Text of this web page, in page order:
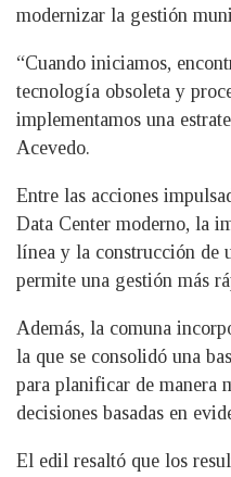
modernizar la gestión
“Cuando iniciamos,
tecnología obsoleta y
implementamos una
Acevedo.
Entre las acciones
Data Center moderno, la
línea y la construcción de
permite una gestión más
Además, la comuna
la que se consolidó una
para planificar de manera
decisiones basadas en
El edil resaltó que los